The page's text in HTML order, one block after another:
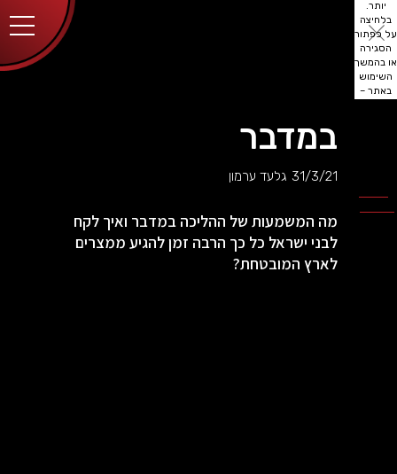
יותר.
בלחיצה
על כפתור
הסגירה
או בהמשך
השימוש
באתר –
במדבר
31/3/21 גלעד ערמון
מה המשמעות של ההליכה במדבר ואיך לקח
לבני ישראל כל כך הרבה זמן להגיע ממצרים
לארץ המובטחת?